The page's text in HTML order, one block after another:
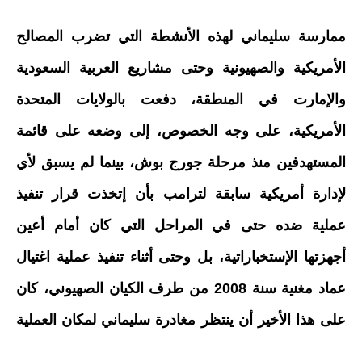
ممارسة سليماني لهذه الأنشطة التي تضرب المصالح
الأمريكية والصهيونية وحتى مشاريع العربية السعودية
والإمارت في المنطقة، دفعت بالولايات المتحدة
الأمريكية، على وجه الخصوص، إلى وضعه على قائمة
المستهدفين منذ مرحلة جورج بوش، بينما لم يسبق لأي
لإدارة أمريكية سابقة لترامب بأن إتخذت قرار تنفيذ
عملية ضده حتى في المراحل التي كان أمام أعين
أجهزتها الإستخباراتية، بل وحتى أثناء تنفيذ عملية اغتيال
عماد مغنية سنة 2008 من طرف الكيان الصهيوني، كان
على هذا الأخير أن ينتظر مغادرة سليماني لمكان العملية